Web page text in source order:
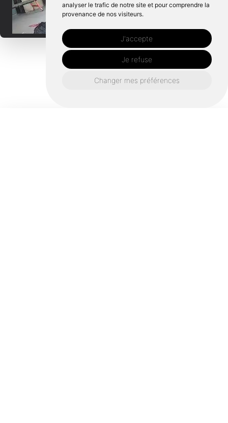
analyser le trafic de notre site et pour comprendre la
provenance de nos visiteurs.
J'accepte
Je refuse
Changer mes préférences